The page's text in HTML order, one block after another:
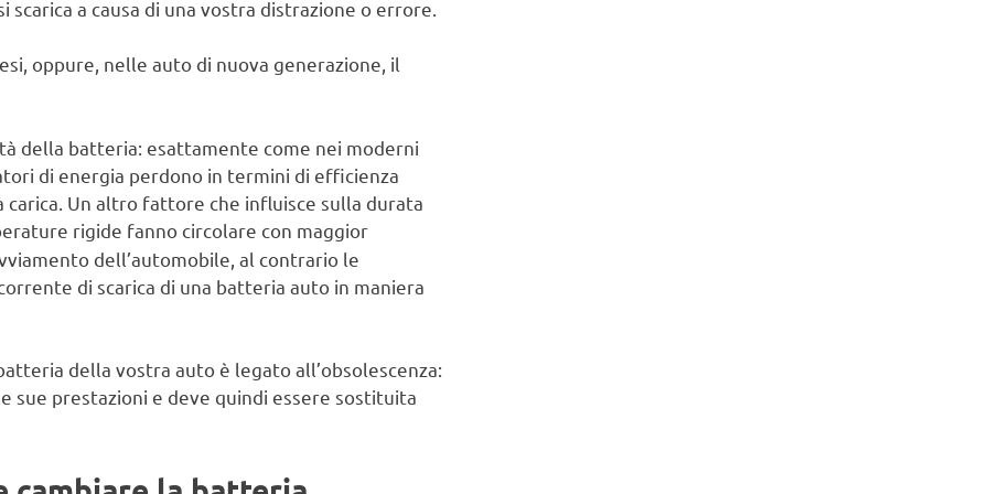
a causa di una vostra distrazione o errore.
oppure, nelle auto di nuova generazione, il
della batteria: esattamente come nei moderni
di energia perdono in termini di efficienza
Un altro fattore che influisce sulla durata
rigide fanno circolare con maggior
dell’automobile, al contrario le
di scarica di una batteria auto in maniera
della vostra auto è legato all’obsolescenza:
sue prestazioni e deve quindi essere sostituita